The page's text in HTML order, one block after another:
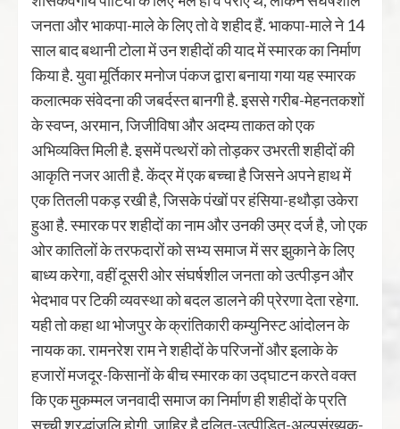
जनता और भाकपा-माले के लिए तो वे शहीद हैं. भाकपा-माले ने 14
साल बाद बथानी टोला में उन शहीदों की याद में स्मारक का निर्माण
किया है. युवा मूर्तिकार मनोज पंकज द्वारा बनाया गया यह स्मारक
कलात्मक संवेदना की जबर्दस्त बानगी है. इससे गरीब-मेहनतकशों
के स्वप्न, अरमान, जिजीविषा और अदम्य ताकत को एक
अभिव्यक्ति मिली है. इसमें पत्थरों को तोड़कर उभरती शहीदों की
आकृति नजर आती है. केंद्र में एक बच्चा है जिसने अपने हाथ में
एक तितली पकड़ रखी है, जिसके पंखों पर हंसिया-हथौड़ा उकेरा
हुआ है. स्मारक पर शहीदों का नाम और उनकी उम्र दर्ज है, जो एक
ओर कातिलों के तरफदारों को सभ्य समाज में सर झुकाने के लिए
बाध्य करेगा, वहीं दूसरी ओर संघर्षशील जनता को उत्पीड़न और
भेदभाव पर टिकी व्यवस्था को बदल डालने की प्रेरणा देता रहेगा.
यही तो कहा था भोजपुर के क्रांतिकारी कम्युनिस्ट आंदोलन के
नायक का. रामनरेश राम ने शहीदों के परिजनों और इलाके के
हजारों मजदूर-किसानों के बीच स्मारक का उद्घाटन करते वक्त
कि एक मुकम्मल जनवादी समाज का निर्माण ही शहीदों के प्रति
सच्ची श्रद्धांजलि होगी. जाहिर है दलित-उत्पीडि़त-अल्पसंख्यक-